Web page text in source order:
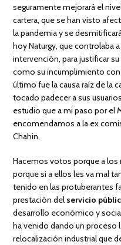
seguramente mejorará el
cartera, que se han visto
la pandemia y se
hoy Naturgy, que controlaba a
intervención, para justificar
como su incumplimiento con
último fue la causa raíz de la
tocado padecer a sus
estudio que a mi paso por el
encomendamos a la ex
Chahin.
Hacemos votos porque a los
porque si a ellos les va mal
tenido en las protuberantes
prestación del servicio
desarrollo económico y
ha venido dando un proceso
relocalización industrial que